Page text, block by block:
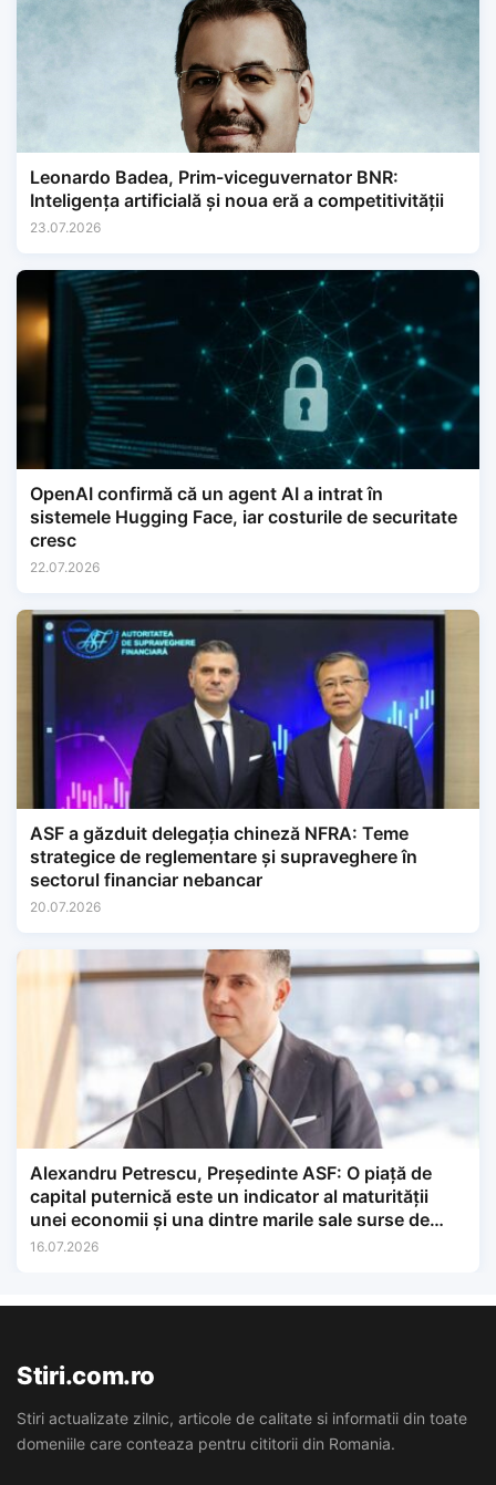
Leonardo Badea, Prim-viceguvernator BNR:
Inteligența artificială și noua eră a competitivității
23.07.2026
OpenAI confirmă că un agent AI a intrat în
sistemele Hugging Face, iar costurile de securitate
cresc
22.07.2026
ASF a găzduit delegația chineză NFRA: Teme
strategice de reglementare și supraveghere în
sectorul financiar nebancar
20.07.2026
Alexandru Petrescu, Președinte ASF: O piață de
capital puternică este un indicator al maturității
unei economii și una dintre marile sale surse de
încredere, finanțare și dezvoltare pe termen lung.
16.07.2026
Stiri.com.ro
Stiri actualizate zilnic, articole de calitate si informatii din toate
domeniile care conteaza pentru cititorii din Romania.